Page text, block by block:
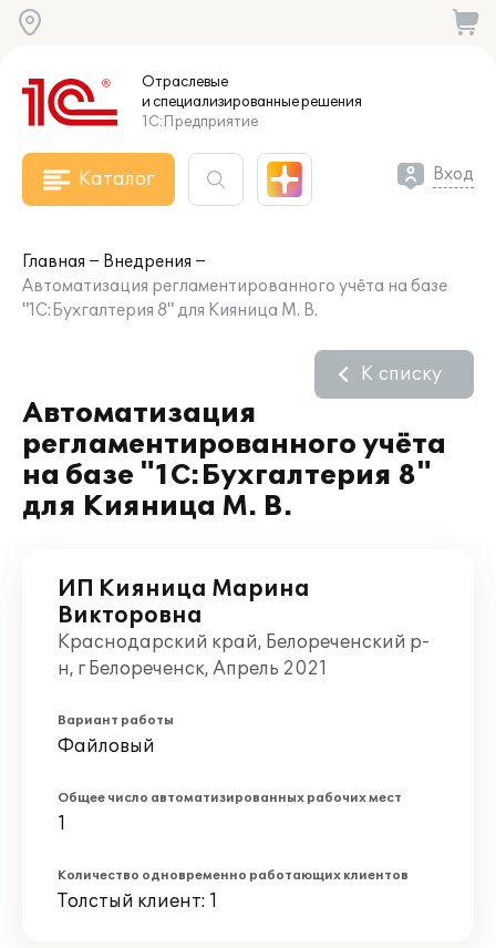
Отраслевые
и специализированныерешения
1С:Предприятие
Каталог Вход
Главная
Внедрения
Автоматизация регламентированного учёта на базе
"1С:Бухгалтерия 8" для Кияница М. В.
Автоматизация
регламентированного учёта
на базе "1С:Бухгалтерия 8"
для Кияница М. В.
К списку
ИП Кияница Марина
Викторовна
Краснодарский край, Белореченский р-
н, г Белореченск, Апрель 2021
Вариант работы
Файловый
Общее число автоматизированных рабочих мест
1
Количество одновременно работающих клиентов
Толстый клиент: 1